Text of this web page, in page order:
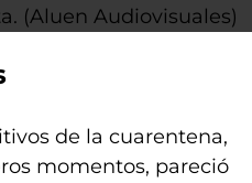
(Aluen Audiovisuales)
de la cuarentena,
momentos, pareció